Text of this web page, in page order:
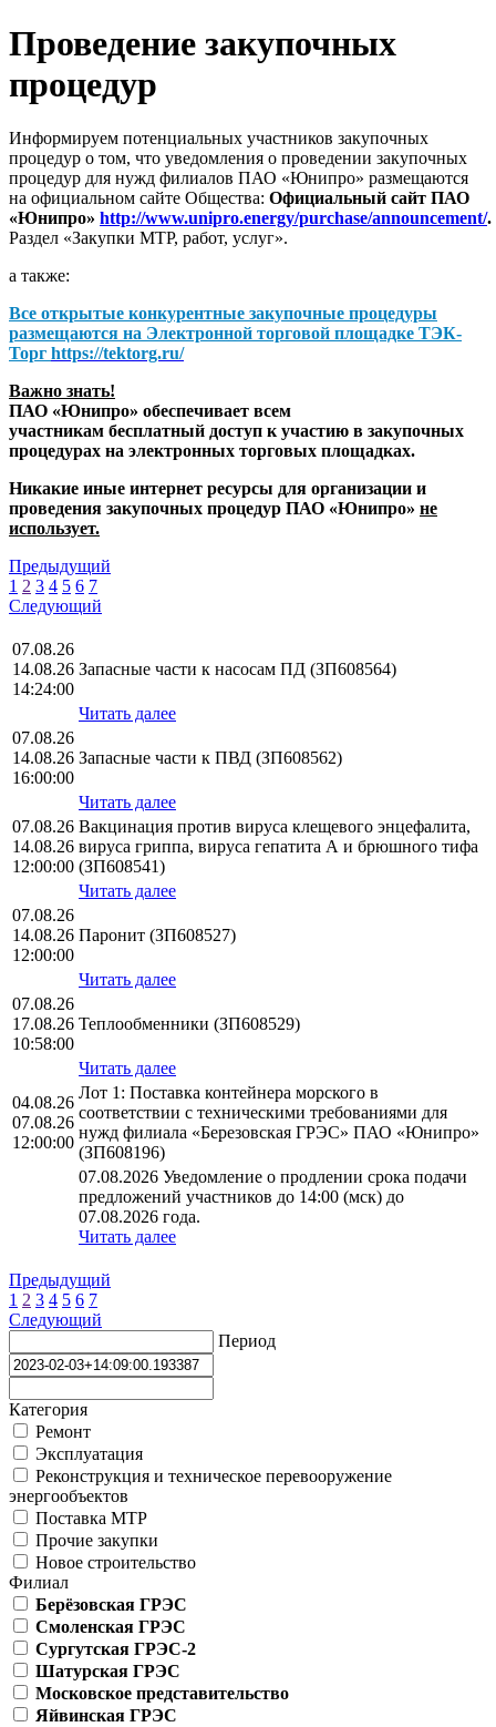
Проведение закупочных
процедур
Информируем потенциальных участников закупочных
процедур о том, что уведомления о проведении закупочных
процедур для нужд филиалов ПАО «Юнипро» размещаются
на официальном сайте Общества: Официальный сайт ПАО
«Юнипро» http://www.unipro.energy/purchase/announcement/.
Раздел «Закупки МТР, работ, услуг».
а также:
Все открытые конкурентные закупочные процедуры
размещаются на Электронной торговой площадке ТЭК-
Торг https://tektorg.ru/
Важно знать!
ПАО «Юнипро» обеспечивает всем
участникам бесплатный доступ к участию в закупочных
процедурах на электронных торговых площадках.
Никакие иные интернет ресурсы для организации и
проведения закупочных процедур ПАО «Юнипро» не
использует.
Предыдущий
1 2 3 4 5 6 7
Следующий
07.08.26
14.08.26
14:24:00
Запасные части к насосам ПД (ЗП608564)
Читать далее
07.08.26
14.08.26
16:00:00
Запасные части к ПВД (ЗП608562)
Читать далее
07.08.26
14.08.26
12:00:00
Вакцинация против вируса клещевого энцефалита,
вируса гриппа, вируса гепатита А и брюшного тифа
(ЗП608541)
Читать далее
07.08.26
14.08.26
12:00:00
Паронит (ЗП608527)
Читать далее
07.08.26
17.08.26
10:58:00
Теплообменники (ЗП608529)
Читать далее
04.08.26
07.08.26
12:00:00
Лот 1: Поставка контейнера морского в
соответствии с техническими требованиями для
нужд филиала «Березовская ГРЭС» ПАО «Юнипро»
(ЗП608196)
07.08.2026 Уведомление о продлении срока подачи
предложений участников до 14:00 (мск) до
07.08.2026 года.
Читать далее
Предыдущий
1 2 3 4 5 6 7
Следующий
Период
Категория
Ремонт
Эксплуатация
Реконструкция и техническое перевооружение
энергообъектов
Поставка МТР
Прочие закупки
Новое строительство
Филиал
Берёзовская ГРЭС
Смоленская ГРЭС
Сургутская ГРЭС-2
Шатурская ГРЭС
Московское представительство
Яйвинская ГРЭС